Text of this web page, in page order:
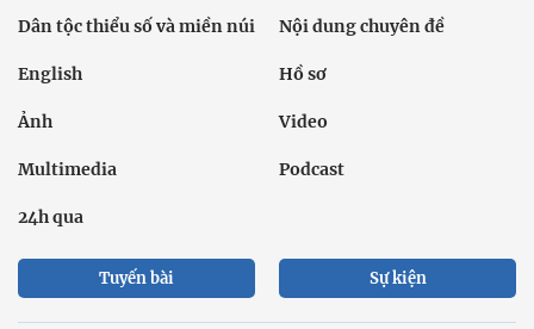
Dân tộc thiểu số và miền núi Nội dung chuyên đề
English Hồ sơ
Ảnh Video
Multimedia Podcast
24h qua
Tuyến bài Sự kiện